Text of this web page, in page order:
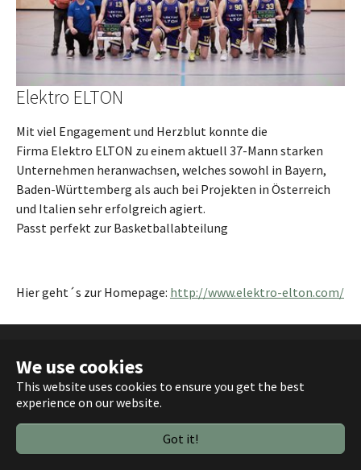
We use cookies
This website uses cookies to ensure you get the best
experience on our website.
Got it!
Elektro ELTON
Mit viel Engagement und Herzblut konnte die
Firma Elektro ELTON zu einem aktuell 37-Mann starken
Unternehmen heranwachsen, welches sowohl in Bayern,
Baden-Württemberg als auch bei Projekten in Österreich
und Italien sehr erfolgreich agiert.
Passt perfekt zur Basketballabteilung
Hier geht´s zur Homepage: http://www.elektro-elton.com/
Impressum Datenschutz